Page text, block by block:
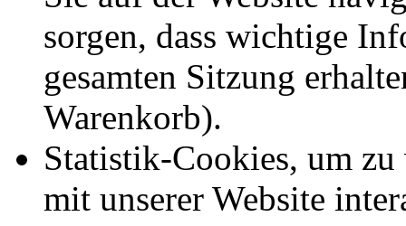
sorgen, dass wichtige
gesamten Sitzung
Warenkorb).
Statistik-Cookies, um zu
mit unserer Website